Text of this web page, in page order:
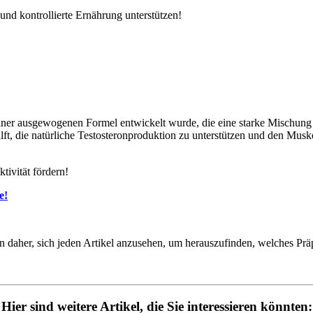
kontrollierte Ernährung unterstützen!
ausgewogenen Formel entwickelt wurde, die eine starke
die natürliche Testosteronproduktion zu unterstützen und den
fördern!
sich jeden Artikel anzusehen, um herauszufinden, welches
Hier sind weitere Artikel, die Sie interessieren könnten: